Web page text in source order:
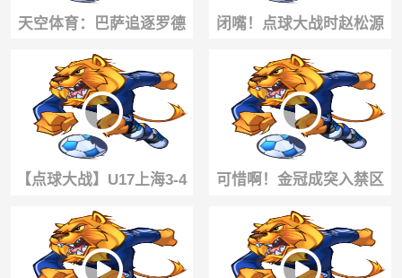
天空体育：巴萨追逐罗德
里遭拒，切尔西给恩佐开
价1.2亿英镑
闭嘴！点球大战时赵松源
罚进后回应河床门将先前
的挑衅
【点球大战】U17上海3-4
不敌阿森纳U17 李秋甫、
李文博失点
可惜啊！金冠成突入禁区
造点，赵松源点射被扑😱